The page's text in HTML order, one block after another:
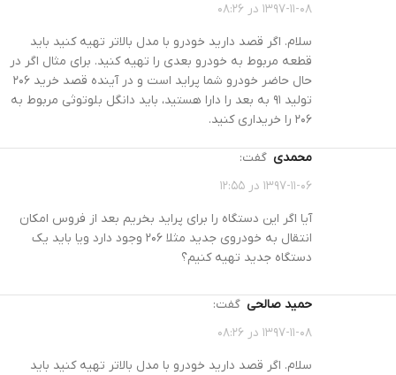
۱۳۹۷-۱۱-۰۸ در ۰۸:۲۶
سلام. اگر قصد دارید خودرو با مدل بالاتر تهیه کنید باید
قطعه مربوط به خودرو بعدی را تهیه کنید. برای مثال اگر در
حال حاضر خودرو شما پراید است و در آینده قصد خرید ۲۰۶
تولید ۹۱ به بعد را دارا هستید، باید دانگل بلوتوثی مربوط به
۲۰۶ را خریداری کنید.
محمدی گفت:
۱۳۹۷-۱۱-۰۶ در ۱۲:۵۵
آیا اگر این دستگاه را برای پراید بخریم بعد از فروس امکان
انتقال به خودروی جدید مثلا ۲۰۶ وجود دارد ویا باید یک
دستگاه جدید تهیه کنیم؟
حمید صالحی گفت:
۱۳۹۷-۱۱-۰۸ در ۰۸:۲۶
سلام. اگر قصد دارید خودرو با مدل بالاتر تهیه کنید باید